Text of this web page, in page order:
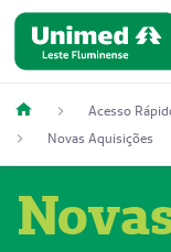
Acesso
Novas Aquisições